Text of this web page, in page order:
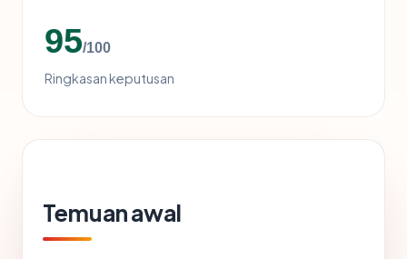
95/100
Ringkasan keputusan
Temuan awal